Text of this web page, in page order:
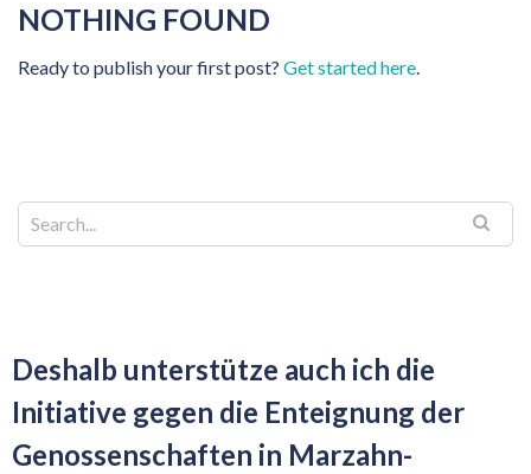
NOTHING FOUND
Ready to publish your first post? Get started here.
Deshalb unterstütze auch ich die
Initiative gegen die Enteignung der
Genossenschaften in Marzahn-